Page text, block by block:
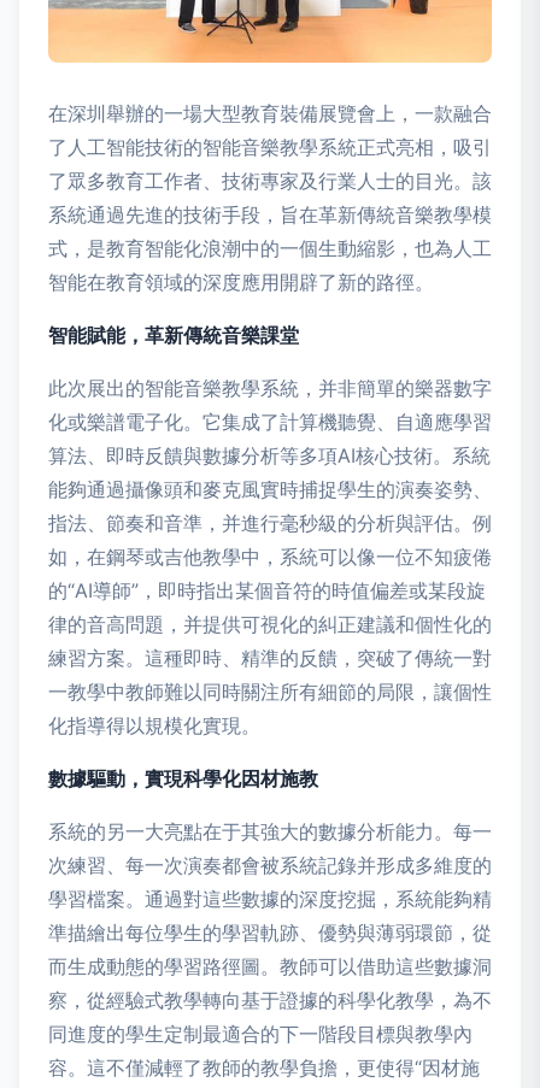
在深圳舉辦的一場大型教育裝備展覽會上，一款融合
了人工智能技術的智能音樂教學系統正式亮相，吸引
了眾多教育工作者、技術專家及行業人士的目光。該
系統通過先進的技術手段，旨在革新傳統音樂教學模
式，是教育智能化浪潮中的一個生動縮影，也為人工
智能在教育領域的深度應用開辟了新的路徑。
智能賦能，革新傳統音樂課堂
此次展出的智能音樂教學系統，并非簡單的樂器數字
化或樂譜電子化。它集成了計算機聽覺、自適應學習
算法、即時反饋與數據分析等多項AI核心技術。系統
能夠通過攝像頭和麥克風實時捕捉學生的演奏姿勢、
指法、節奏和音準，并進行毫秒級的分析與評估。例
如，在鋼琴或吉他教學中，系統可以像一位不知疲倦
的“AI導師”，即時指出某個音符的時值偏差或某段旋
律的音高問題，并提供可視化的糾正建議和個性化的
練習方案。這種即時、精準的反饋，突破了傳統一對
一教學中教師難以同時關注所有細節的局限，讓個性
化指導得以規模化實現。
數據驅動，實現科學化因材施教
系統的另一大亮點在于其強大的數據分析能力。每一
次練習、每一次演奏都會被系統記錄并形成多維度的
學習檔案。通過對這些數據的深度挖掘，系統能夠精
準描繪出每位學生的學習軌跡、優勢與薄弱環節，從
而生成動態的學習路徑圖。教師可以借助這些數據洞
察，從經驗式教學轉向基于證據的科學化教學，為不
同進度的學生定制最適合的下一階段目標與教學內
容。這不僅減輕了教師的教學負擔，更使得“因材施